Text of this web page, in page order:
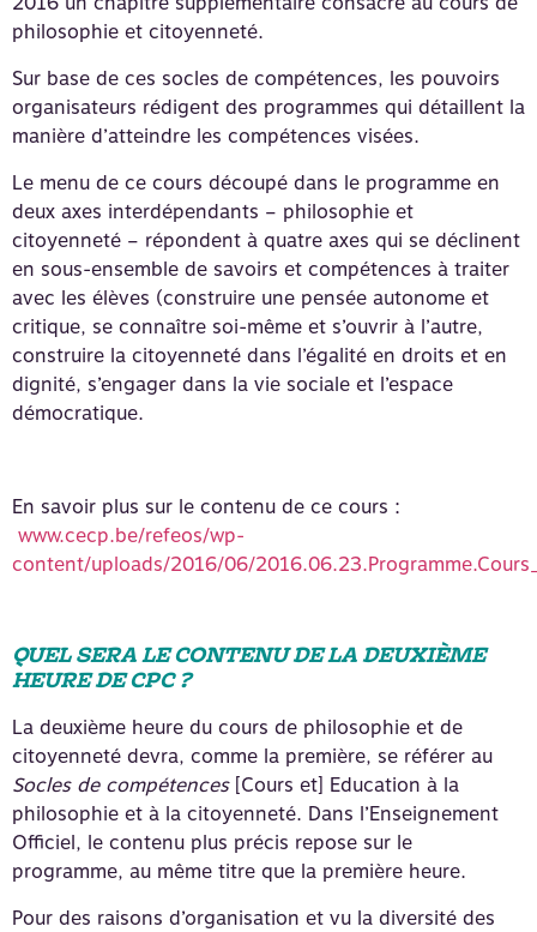
philosophie et citoyenneté.
Sur base de ces socles de compétences, les pouvoirs
organisateurs rédigent des programmes qui détaillent la
manière d’atteindre les compétences visées.
Le menu de ce cours découpé dans le programme en
deux axes interdépendants – philosophie et
citoyenneté – répondent à quatre axes qui se déclinent
en sous-ensemble de savoirs et compétences à traiter
avec les élèves (construire une pensée autonome et
critique, se connaître soi-même et s’ouvrir à l’autre,
construire la citoyenneté dans l’égalité en droits et en
dignité, s’engager dans la vie sociale et l’espace
démocratique.
En savoir plus sur le contenu de ce cours :
www.cecp.be/refeos/wp-
content/uploads/2016/06/
QUEL SERA LE CONTENU DE LA DEUXIÈME
HEURE DE CPC ?
La deuxième heure du cours de philosophie et de
citoyenneté devra, comme la première, se référer au
Socles de compétences[Cours et] Education à la
philosophie et à la citoyenneté. Dans l’Enseignement
Officiel, le contenu plus précis repose sur le
programme, au même titre que la première heure.
Pour des raisons d’organisation et vu la diversité des